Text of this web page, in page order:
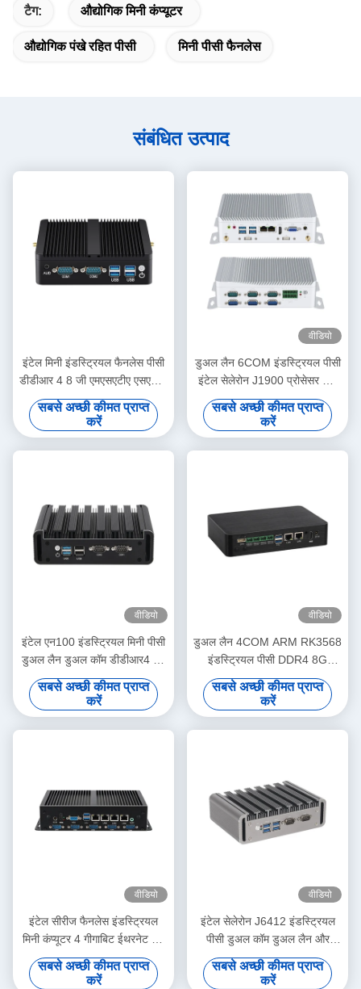
टैग: औद्योगिक मिनी कंप्यूटर
औद्योगिक पंखे रहित पीसी मिनी पीसी फैनलेस
संबंधित उत्पाद
इंटेल मिनी इंडस्ट्रियल फैनलेस पीसी
डीडीआर 4 8 जी एमएसएटीए एसएसडी
डुअल लैन एचडी डिस्प्ले लिनक्स के
साथ
सबसे अच्छी कीमत प्राप्त
करें
वीडियो
डुअल लैन 6COM इंडस्ट्रियल पीसी
इंटेल सेलेरोन J1900 प्रोसेसर और
कोर सीरीज प्रोसेसर
सबसे अच्छी कीमत प्राप्त
करें
वीडियो
इंटेल एन100 इंडस्ट्रियल मिनी पीसी
डुअल लैन डुअल कॉम डीडीआर4 16
जी रैम फॉर इंडस्ट्रियल
सबसे अच्छी कीमत प्राप्त
करें
वीडियो
डुअल लैन 4COM ARM RK3568
इंडस्ट्रियल पीसी DDR4 8G
EMMC 16G एंड्रॉयड 11 एम्बेडेड
मिनी पीसी
सबसे अच्छी कीमत प्राप्त
करें
वीडियो
इंटेल सीरीज फैनलेस इंडस्ट्रियल
मिनी कंप्यूटर 4 गीगाबिट ईथरनेट लैन
6COM
सबसे अच्छी कीमत प्राप्त
करें
वीडियो
इंटेल सेलेरोन J6412 इंडस्ट्रियल
पीसी डुअल कॉम डुअल लैन और
लिनक्स के साथ
सबसे अच्छी कीमत प्राप्त
करें